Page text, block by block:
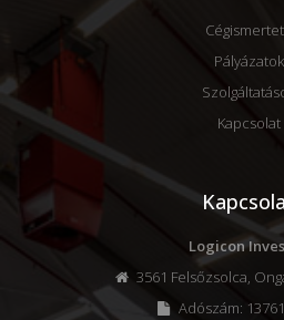
Pályázatok
Kapcsolat
Logicon
3561 Felsőzsolca,
Adószám: